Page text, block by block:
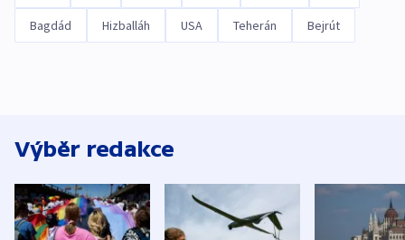
Bagdád Hizballáh USA Teherán Bejrút
Výběr redakce